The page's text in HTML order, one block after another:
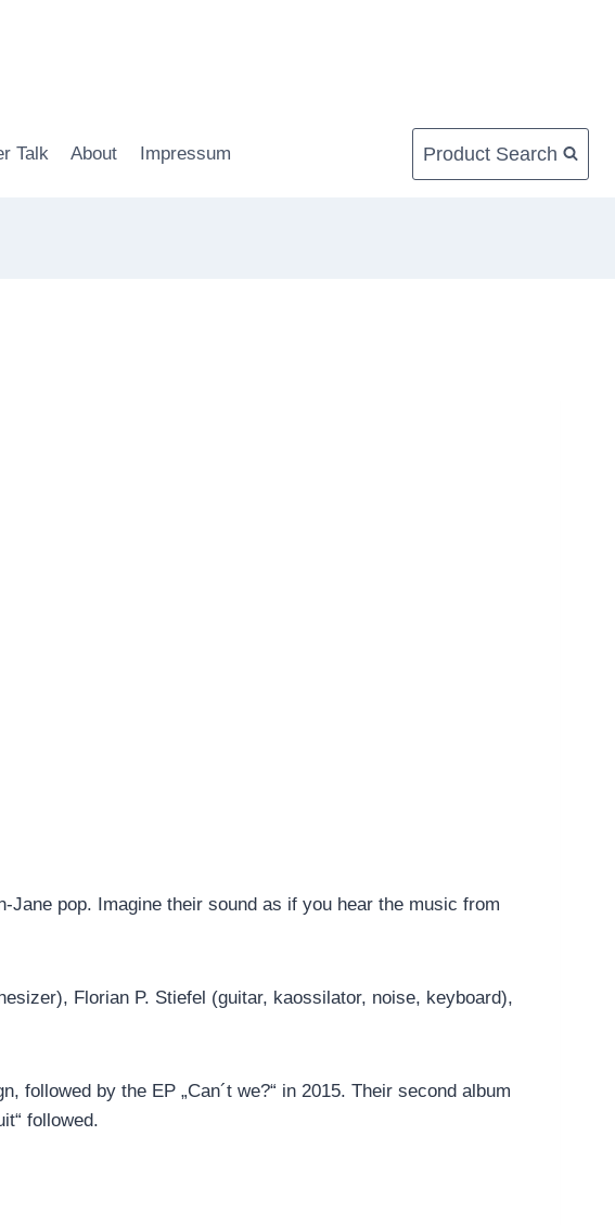
Talk About Impressum Product Search
pop. Imagine their sound as if you hear the music from
Florian P. Stiefel (guitar, kaossilator, noise, keyboard),
followed by the EP „Can´t we?“ in 2015. Their second album
followed.